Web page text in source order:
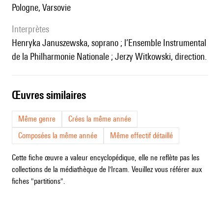
Pologne, Varsovie
interprètes
Henryka Januszewska, soprano ; l’Ensemble Instrumental
de la Philharmonie Nationale ; Jerzy Witkowski, direction.
œuvres similaires
Même genre
Crées la même année
Composées la même année
Même effectif détaillé
Cette fiche œuvre a valeur encyclopédique, elle ne reflète pas les
collections de la médiathèque de l'Ircam. Veuillez vous référer aux
fiches "partitions".